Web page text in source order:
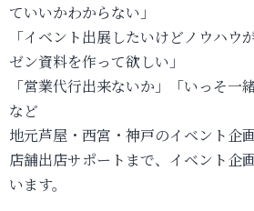
ていいかわからない」
「イベント出展したいけどノウハウ
ゼン資料を作って欲しい」
「営業代行出来ないか」「いっそ一
など
地元芦屋・西宮・神戸のイベント企
店舗出店サポートまで、イベント企
います。